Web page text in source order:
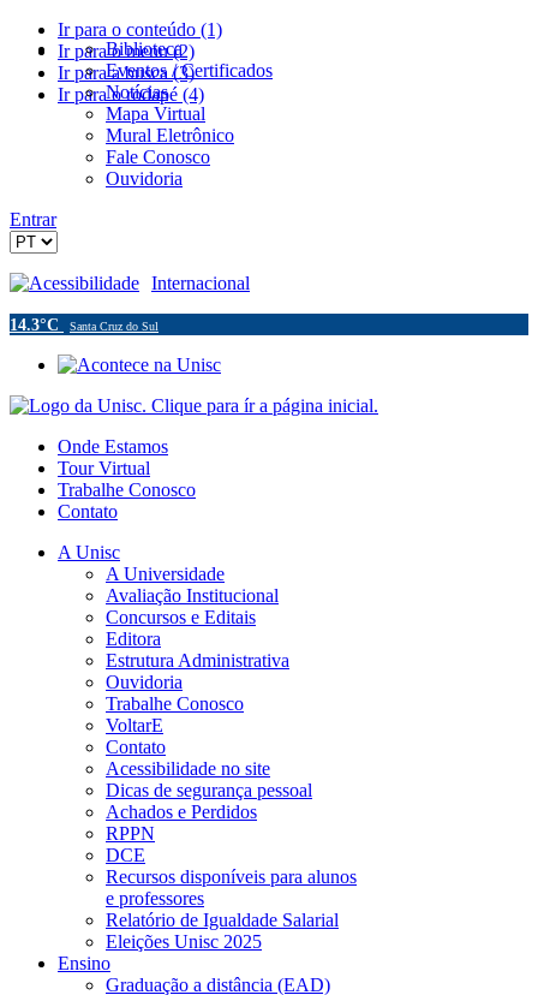
Ir para o conteúdo (1)
Ir para o menu (2)
Ir para a busca (3)
Ir para o rodapé (4)
Biblioteca
Eventos / Certificados
Notícias
Mapa Virtual
Mural Eletrônico
Fale Conosco
Ouvidoria
Entrar
Acessibilidade Internacional
14.3°C Santa Cruz do Sul
Onde Estamos
Tour Virtual
Trabalhe Conosco
Contato
A Unisc
A Universidade
Avaliação Institucional
Concursos e Editais
Editora
Estrutura Administrativa
Ouvidoria
Trabalhe Conosco
VoltarE
Contato
Acessibilidade no site
Dicas de segurança pessoal
Achados e Perdidos
RPPN
DCE
Recursos disponíveis para alunos
e professores
Relatório de Igualdade Salarial
Eleições Unisc 2025
Ensino
Graduação a distância (EAD)